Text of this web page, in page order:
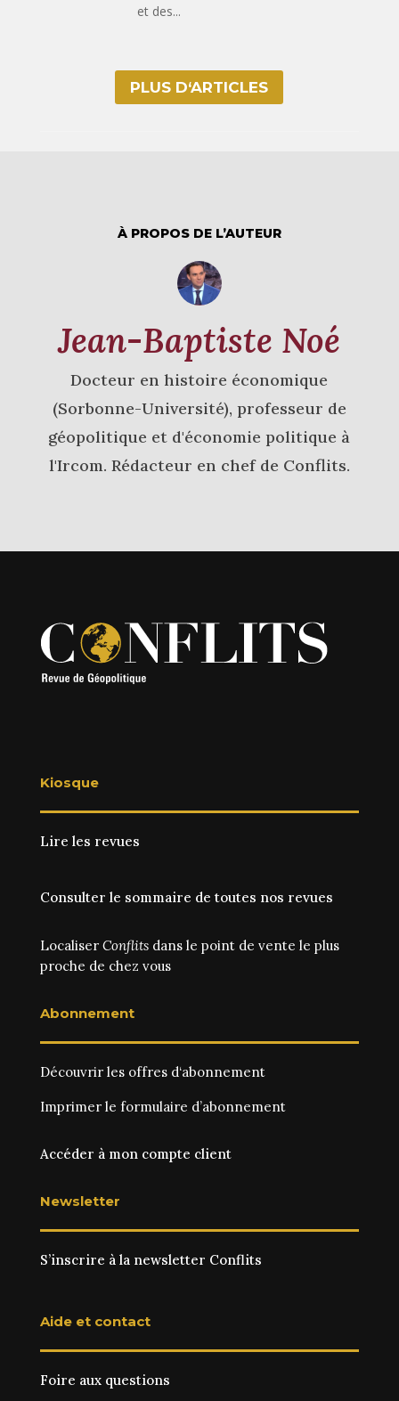
et des...
PLUS D‘ARTICLES
À PROPOS DE L’AUTEUR
Jean-Baptiste Noé
Docteur en histoire économique
(Sorbonne-Université), professeur de
géopolitique et d'économie politique à
l'Ircom. Rédacteur en chef de Conflits.
Kiosque
Lire les revues
Consulter le sommaire de toutes nos revues
Localiser Conflitsdans le point de vente le plus
proche de chez vous
Abonnement
Découvrir les offres d‘abonnement
Imprimer le formulaire d’abonnement
Accéder à mon compte client
Newsletter
S’inscrire à la newsletter Conflits
Aide et contact
Foire aux questions